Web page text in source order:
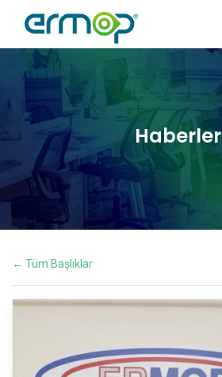
Haberler
← Tüm Başlıklar